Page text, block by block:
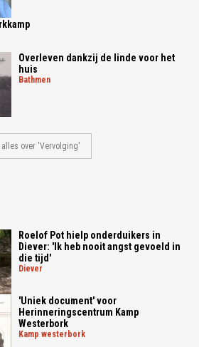
Overleven dankzij de linde voor het
huis
bathmen
alles over 'Vervolging'
Roelof Pot hielp onderduikers in
Diever: 'Ik heb nooit angst gevoeld in
die tijd'
diever
'Uniek document' voor
Herinneringscentrum Kamp
Westerbork
kamp westerbork